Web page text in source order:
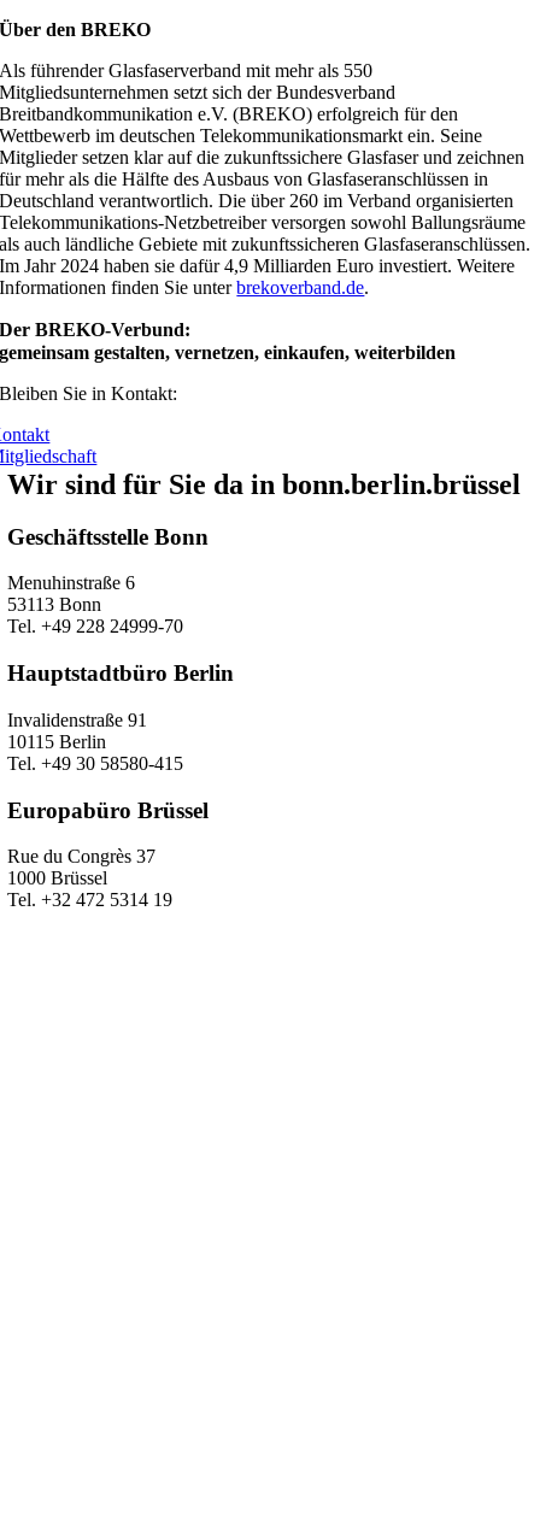
Über den BREKO
Als führender Glasfaserverband mit mehr als 550
Mitgliedsunternehmen setzt sich der Bundesverband
Breitbandkommunikation e.V. (BREKO) erfolgreich für den
Wettbewerb im deutschen Telekommunikationsmarkt ein. Seine
Mitglieder setzen klar auf die zukunftssichere Glasfaser und zeichnen
für mehr als die Hälfte des Ausbaus von Glasfaseranschlüssen in
Deutschland verantwortlich. Die über 260 im Verband organisierten
Telekommunikations-Netzbetreiber versorgen sowohl Ballungsräume
als auch ländliche Gebiete mit zukunftssicheren Glasfaseranschlüssen.
Im Jahr 2024 haben sie dafür 4,9 Milliarden Euro investiert. Weitere
Informationen finden Sie unterbrekoverband.de.
Der BREKO-Verbund:
gemeinsam gestalten, vernetzen, einkaufen, weiterbilden
Bleiben Sie in Kontakt:
Wir sind für Sie da in bonn.berlin.brüssel
Geschäftsstelle Bonn
Menuhinstraße 6
53113 Bonn
Tel. +49 228 24999-70
Hauptstadtbüro Berlin
Invalidenstraße 91
10115 Berlin
Tel. +49 30 58580-415
Europabüro Brüssel
Rue du Congrès 37
1000 Brüssel
Tel. +32 472 5314 19